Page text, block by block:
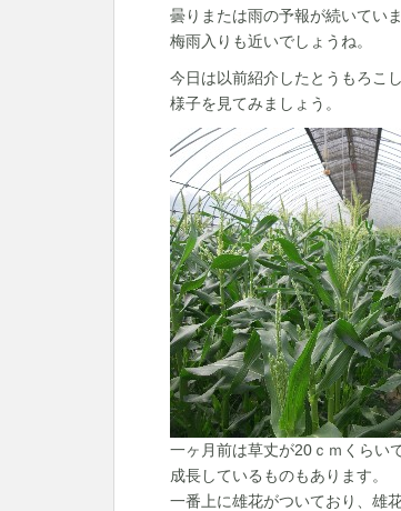
曇りまたは雨の予報が続いていま
梅雨入りも近いでしょうね。
今日は以前紹介したとうもろこ
様子を見てみましょう。
一ヶ月前は草丈が20ｃｍくらい
成長しているものもあります。
一番上に雄花がついており、雄